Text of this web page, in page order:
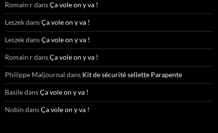
Romain rdansÇa vole on y va !
LeszekdansÇa vole on y va !
LeszekdansÇa vole on y va !
Romain rdansÇa vole on y va !
Philippe Maljournal dans Kit de sécurité sellette Parapente
BasiledansÇa vole on y va !
Nobin dansÇa vole on y va !